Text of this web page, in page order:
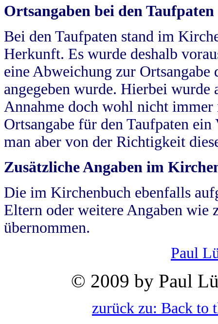
Ortsangaben bei den Taufpaten
Bei den Taufpaten stand im
Herkunft. Es wurde deshalb
eine Abweichung zur
angegeben wurde. Hierbei wurde
Annahme doch wohl nicht
Ortsangabe für den Taufpaten
man aber von der Richtigkeit
Zusätzliche Angaben im
Die im Kirchenbuch ebenfalls
Eltern oder weitere Angaben wie
übernommen.
Paul
© 2009 by Paul
zurück zu: Back to